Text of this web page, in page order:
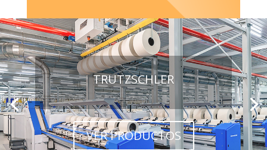
TRUTZSCHLER
VER PRODUCTOS